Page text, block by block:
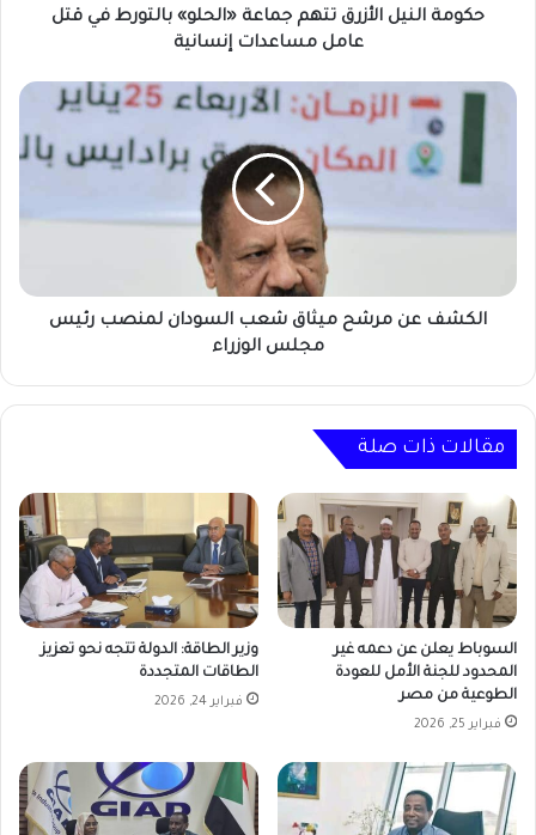
عاملحكومة النيل الأزرق تتهم جماعة «الحلو» بالتورط في قتل
عامل مساعدات إنسانية
الكشف
مجلس
الوزراءالكشف عن مرشح ميثاق شعب السودان لمنصب رئيس
مجلس الوزراء
مقالات ذات صلة
السوباط يعلن عن دعمه غير
المحدود للجنة الأمل للعودة
الطوعية من مصر
فبراير 25, 2026
وزير الطاقة: الدولة تتجه نحو تعزيز
الطاقات المتجددة
فبراير 24, 2026